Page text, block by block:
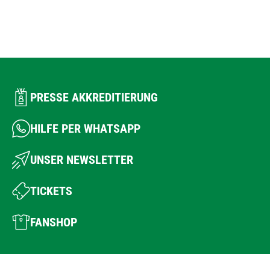
PRESSE AKKREDITIERUNG
HILFE PER WHATSAPP
UNSER NEWSLETTER
TICKETS
FANSHOP